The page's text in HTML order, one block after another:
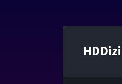
HDDizi